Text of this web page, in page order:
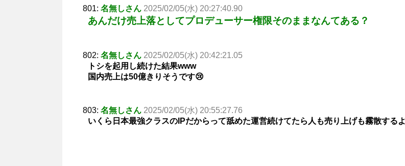
801: 名無しさん 2025/02/05(水) 20:27:40.90
あんだけ売上落としてプロデューサー権限そのままなんてある？
802: 名無しさん 2025/02/05(水) 20:42:21.05
トシを起用し続けた結果www
国内売上は50億きりそうです😢
803: 名無しさん 2025/02/05(水) 20:55:27.76
いくら日本最強クラスのIPだからって舐めた運営続けてたら人も売り上げも霧散するよ